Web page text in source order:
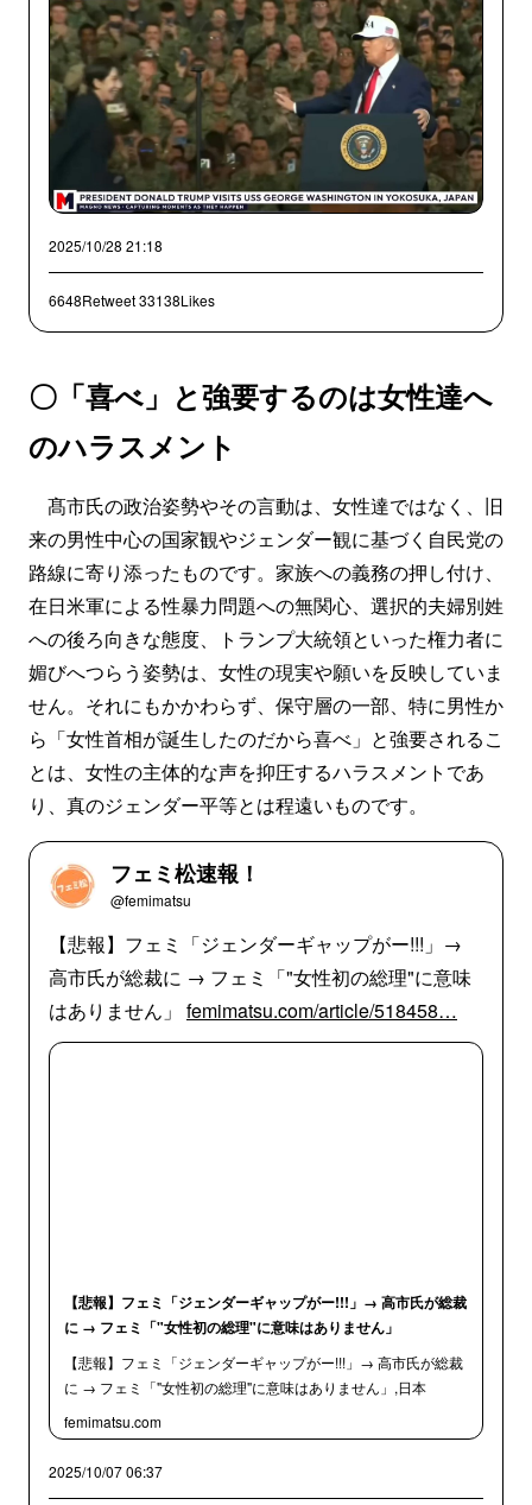
2025/10/28 21:18
6648Retweet33138Likes
〇「喜べ」と強要するのは女性達へ
のハラスメント
髙市氏の政治姿勢やその言動は、女性達ではなく、旧
来の男性中心の国家観やジェンダー観に基づく自民党の
路線に寄り添ったものです。家族への義務の押し付け、
在日米軍による性暴力問題への無関心、選択的夫婦別姓
への後ろ向きな態度、トランプ大統領といった権力者に
媚びへつらう姿勢は、女性の現実や願いを反映していま
せん。それにもかかわらず、保守層の一部、特に男性か
ら「女性首相が誕生したのだから喜べ」と強要されるこ
とは、女性の主体的な声を抑圧するハラスメントであ
り、真のジェンダー平等とは程遠いものです。
フェミ松速報！
@femimatsu
【悲報】フェミ「ジェンダーギャップがー!!!」→
高市氏が総裁に → フェミ「"女性初の総理"に意味
はありません」 femimatsu.com/article/518458…
【悲報】フェミ「ジェンダーギャップがー!!!」→ 高市氏が総裁
に → フェミ「"女性初の総理"に意味はありません」
【悲報】フェミ「ジェンダーギャップがー!!!」→ 高市氏が総裁
に → フェミ「"女性初の総理"に意味はありません」,日本
femimatsu.com
2025/10/07 06:37